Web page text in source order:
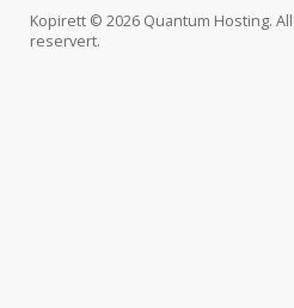
Kopirett © 2026 Quantum Hosting.
reservert.